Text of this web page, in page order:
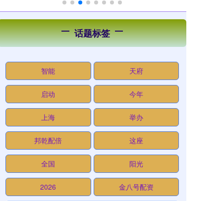
话题标签
智能 天府
启动 今年
上海 举办
邦乾配倍 这座
全国 阳光
2026 金八号配资